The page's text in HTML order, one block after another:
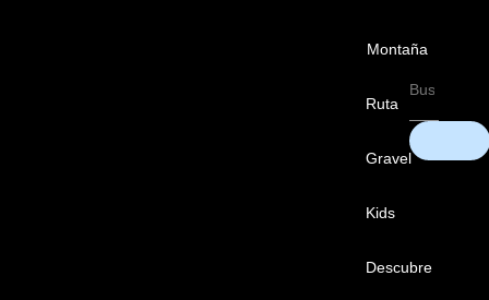
Montaña
Ruta
Gravel
Kids
Descubre